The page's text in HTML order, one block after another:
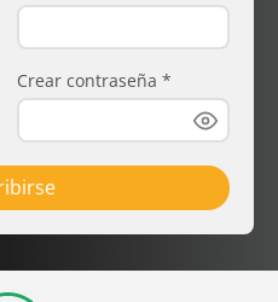
Crear contraseña *